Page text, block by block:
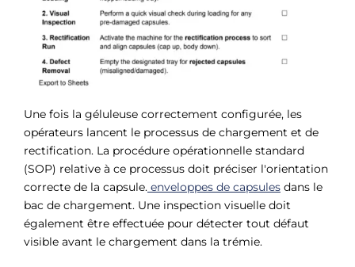
Une fois la géluleuse correctement configurée, les
opérateurs lancent le processus de chargement et de
rectification. La procédure opérationnelle standard
(SOP) relative à ce processus doit préciser l'orientation
correcte de la capsule. enveloppes de capsules dans le
bac de chargement. Une inspection visuelle doit
également être effectuée pour détecter tout défaut
visible avant le chargement dans la trémie.